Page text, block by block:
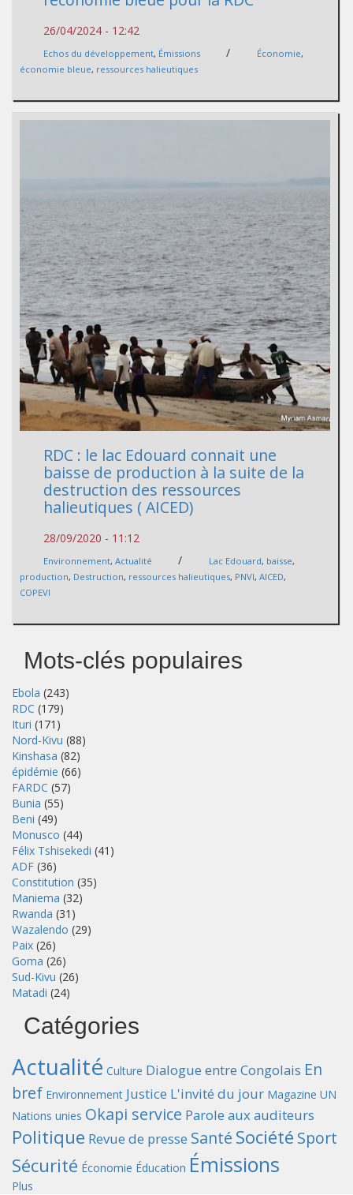
26/04/2024 - 12:42
Echos du développement, Émissions / Économie,
économie bleue, ressources halieutiques
RDC : le lac Edouard connait une
baisse de production à la suite de la
destruction des ressources
halieutiques ( AICED)
28/09/2020 - 11:12
Environnement, Actualité / Lac Edouard, baisse,
production, Destruction, ressources halieutiques, PNVI, AICED,
COPEVI
Mots-clés populaires
Ebola (243)
RDC (179)
Ituri (171)
Nord-Kivu (88)
Kinshasa (82)
épidémie (66)
FARDC (57)
Bunia (55)
Beni (49)
Monusco (44)
Félix Tshisekedi (41)
ADF (36)
Constitution (35)
Maniema (32)
Rwanda (31)
Wazalendo (29)
Paix (26)
Goma (26)
Sud-Kivu (26)
Matadi (24)
Catégories
Actualité Culture Dialogue entre Congolais En
bref Environnement Justice L'invité du jour Magazine UN
Nations unies Okapi service Parole aux auditeurs
Politique Revue de presse Santé Société Sport
Sécurité Économie Éducation Émissions
Plus